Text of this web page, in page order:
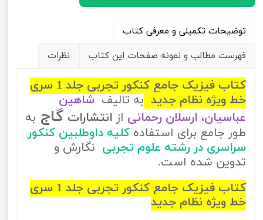
توضیحات تکمیلی و معرفی کتاب
فهرست مطالب و نمونه صفحات این کتاب
نظرات
کتاب فیزیک جامع کنکور تجربی جلد 1 سری
خط ویژه نظام جدید به تالیف شاهین
عباسیان، ارسلان رحمانی از انتشارات گاج به
طور جامع برای استفاده کلیه داوطلبین کنکور
سراسری در رشته علوم تجربی نگارش و
تدوین شده است.
کتاب فیزیک جامع کنکور تجربی جلد 1 سری
خط ویژه نظام جدید